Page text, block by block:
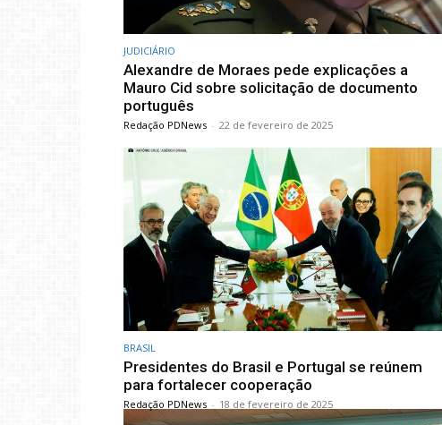
JUDICIÁRIO
Alexandre de Moraes pede explicações a
Mauro Cid sobre solicitação de documento
português
Redação PDNews - 22 de fevereiro de 2025
BRASIL
Presidentes do Brasil e Portugal se reúnem
para fortalecer cooperação
Redação PDNews - 18 de fevereiro de 2025